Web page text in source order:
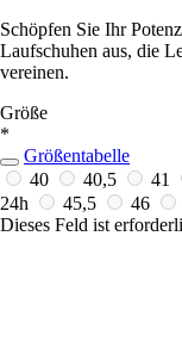
Schöpfen Sie Ihr
Laufschuhen aus, die
vereinen.
Größe
*
Größentabelle
40
40,5 41
24h
45,5 46
Dieses Feld ist